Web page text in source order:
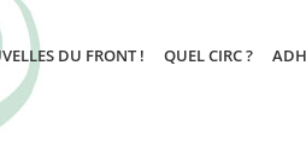
DU FRONT ! QUEL CIRC ?